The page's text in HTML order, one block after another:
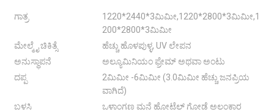
ಗಾತ್ರ
1220*2440*3ಮಿಮೀ,1220*2800*3ಮಿಮೀ,1
200*2800*3ಮಿಮೀ
ಮೇಲ್ಮೈ ಚಿಕಿತ್ಸೆ
ಹೆಚ್ಚು ಹೊಳಪುಳ್ಳ, UV ಲೇಪನ
ಅನುಸ್ಥಾಪನೆ
ಅಲ್ಯೂಮಿನಿಯಂ ಫ್ರೇಮ್ ಅಥವಾ ಅಂಟು
ದಪ್ಪ
2ಮಿಮೀ -6ಮಿಮೀ (3.0ಮಿಮೀ ಹೆಚ್ಚು ಜನಪ್ರಿಯ
ವಾಗಿದೆ)
ಬಳಸಿ
ಒಳಾಂಗಣ ಮನೆ ಹೋಟೆಲ್ ಗೋಡೆ ಅಲಂಕಾರ